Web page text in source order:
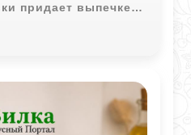
придает выпечке
и делает ее
к чаю.